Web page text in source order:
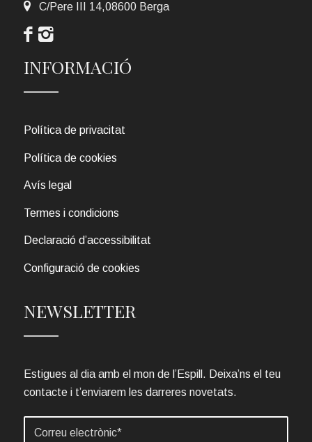
C/Pere III 14,08600 Berga
INFORMACIÓ
Política de privacitat
Política de cookies
Avís legal
Termes i condicions
Declaració d’accessibilitat
Configuració de cookies
NEWSLETTER
Estigues al dia amb el mon de l’Espill. Deixa’ns el teu
contacte i t’enviarem les darreres novetats.